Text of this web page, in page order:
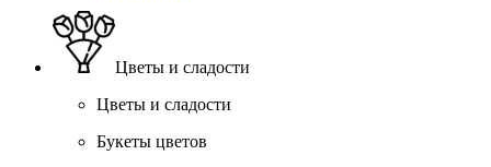
Цветы и сладости
Цветы и сладости
Букеты цветов